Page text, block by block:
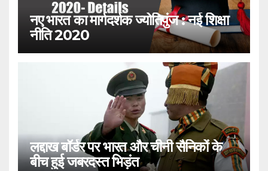
नए भारत का मार्गदर्शक ज्योतिपुंज : नई शिक्षा
नीति 2020
लद्दाख बॉर्डर पर भारत और चीनी सैनिकों के
बीच हुई जबरदस्त भिड़ंत